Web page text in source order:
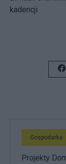
kadencji
Gospodarka
Projekty